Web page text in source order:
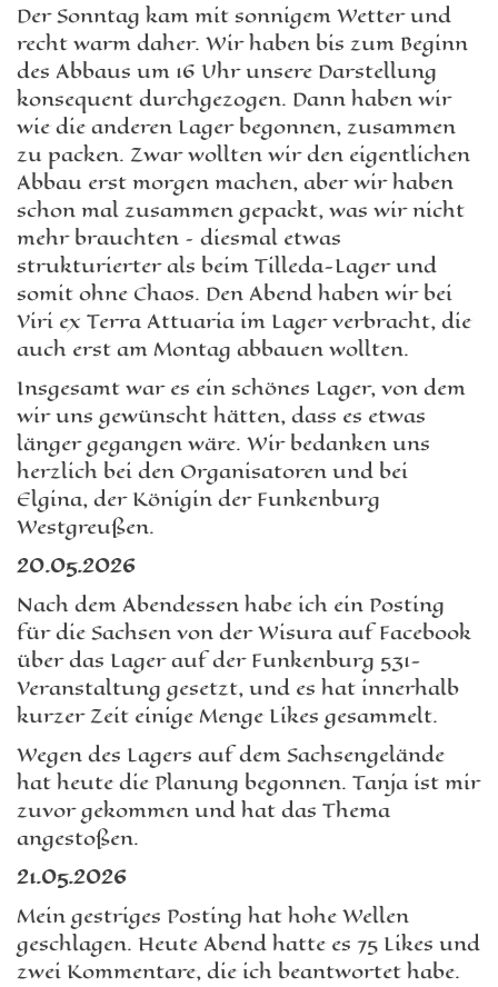
Der Sonntag kam mit sonnigem Wetter und
recht warm daher. Wir haben bis zum Beginn
des Abbaus um 16 Uhr unsere Darstellung
konsequent durchgezogen. Dann haben wir
wie die anderen Lager begonnen, zusammen
zu packen. Zwar wollten wir den eigentlichen
Abbau erst morgen machen, aber wir haben
schon mal zusammen gepackt, was wir nicht
mehr brauchten – diesmal etwas
strukturierter als beim Tilleda-Lager und
somit ohne Chaos. Den Abend haben wir bei
Viri ex Terra Attuaria im Lager verbracht, die
auch erst am Montag abbauen wollten.
Insgesamt war es ein schönes Lager, von dem
wir uns gewünscht hätten, dass es etwas
länger gegangen wäre. Wir bedanken uns
herzlich bei den Organisatoren und bei
Elgina, der Königin der Funkenburg
Westgreußen.
20.05.2026
Nach dem Abendessen habe ich ein Posting
für die Sachsen von der Wisura auf Facebook
über das Lager auf der Funkenburg 531-
Veranstaltung gesetzt, und es hat innerhalb
kurzer Zeit einige Menge Likes gesammelt.
Wegen des Lagers auf dem Sachsengelände
hat heute die Planung begonnen. Tanja ist mir
zuvor gekommen und hat das Thema
angestoßen.
21.05.2026
Mein gestriges Posting hat hohe Wellen
geschlagen. Heute Abend hatte es 75 Likes und
zwei Kommentare, die ich beantwortet habe.